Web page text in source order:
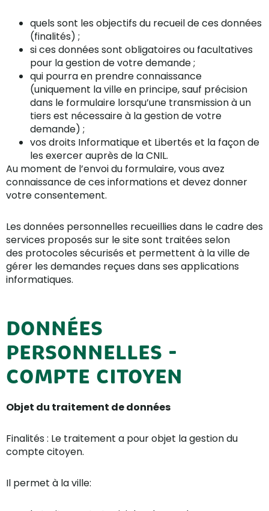
quels sont les objectifs du recueil de ces données
(finalités) ;
si ces données sont obligatoires ou facultatives
pour la gestion de votre demande ;
qui pourra en prendre connaissance
(uniquement la ville en principe, sauf précision
dans le formulaire lorsqu’une transmission à un
tiers est nécessaire à la gestion de votre
demande) ;
vos droits Informatique et Libertés et la façon de
les exercer auprès de la CNIL.
Au moment de l’envoi du formulaire, vous avez
connaissance de ces informations et devez donner
votre consentement.
Les données personnelles recueillies dans le cadre des
services proposés sur le site sont traitées selon
des protocoles sécurisés et permettent à la ville de
gérer les demandes reçues dans ses applications
informatiques.
DONNÉES
PERSONNELLES -
COMPTE CITOYEN
Objet du traitement de données
Finalités : Le traitement a pour objet la gestion du
compte citoyen.
Il permet à la ville: